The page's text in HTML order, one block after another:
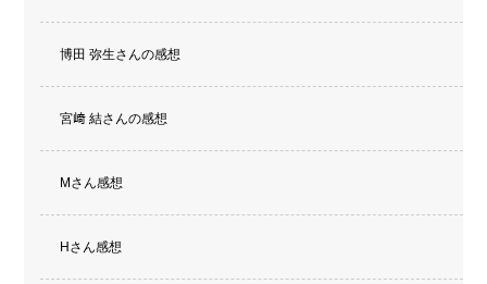
博田 弥生さんの感想
宮﨑 結さんの感想
Mさん感想
Hさん感想